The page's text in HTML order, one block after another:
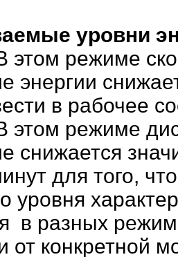
уровни
этом режиме
энергии
в рабочее
этом режиме
снижается
для того,
уровня
в разных
от конкретной